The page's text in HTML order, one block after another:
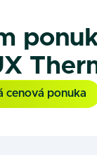
cenová ponuka